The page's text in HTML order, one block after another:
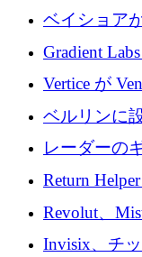
たらすため
ベイショア
ド化するた
Gradient
Vertice が
インテリジ
ベルリンに
に買収され
レーダーの
そしてベル
れを埋める
Return
の返品を利
ルを調達
Revolut、
Europe」キ
Invisix、チ